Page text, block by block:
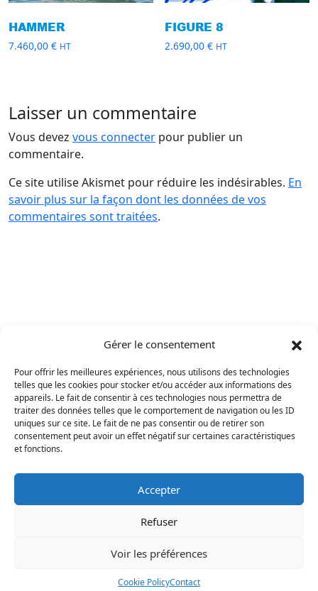
Gérer le consentement
Pour offrir les meilleures expériences, nous utilisons des technologies
telles que les cookies pour stocker et/ou accéder aux informations des
appareils. Le fait de consentir à ces technologies nous permettra de
traiter des données telles que le comportement de navigation ou les ID
uniques sur ce site. Le fait de ne pas consentir ou de retirer son
consentement peut avoir un effet négatif sur certaines caractéristiques
et fonctions.
Accepter
Refuser
Voir les préférences
Cookie PolicyContact
HAMMER
7.460,00 € HT
FIGURE 8
2.690,00€ HT
Laisser un commentaire
Vous devez vous connecter pour publier un
commentaire.
Ce site utilise Akismet pour réduire les indésirables. En
savoir plus sur la façon dont les données de vos
commentaires sont traitées.